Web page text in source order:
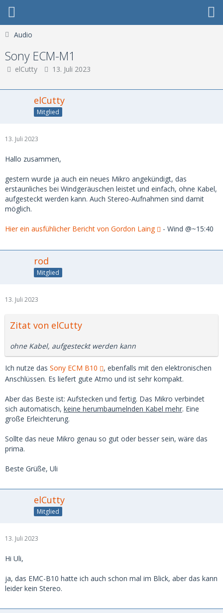
Audio
Sony ECM-M1
elCutty 13. Juli 2023
elCutty
Mitglied
13. Juli 2023
Hallo zusammen,
gestern wurde ja auch ein neues Mikro angekündigt, das
erstaunliches bei Windgeräuschen leistet und einfach, ohne Kabel,
aufgesteckt werden kann. Auch Stereo-Aufnahmen sind damit
möglich.
Hier ein ausfühlicher Bericht von Gordon Laing - Wind @~15:40
rod
Mitglied
13. Juli 2023
Zitat von elCutty
ohne Kabel, aufgesteckt werden kann
Ich nutze das Sony ECM B10
, ebenfalls mit den elektronischen
Anschlüssen. Es liefert gute Atmo und ist sehr kompakt.
Aber das Beste ist: Aufstecken und fertig. Das Mikro verbindet
sich automatisch, keine herumbaumelnden Kabel mehr. Eine
große Erleichterung.
Sollte das neue Mikro genau so gut oder besser sein, wäre das
prima.
Beste Grüße, Uli
elCutty
Mitglied
13. Juli 2023
Hi Uli,
ja, das EMC-B10 hatte ich auch schon mal im Blick, aber das kann
leider kein Stereo.